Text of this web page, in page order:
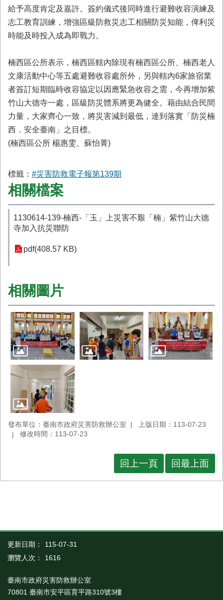
給予高度肯定及嘉許。簽約儀式後同時進行避難收容演練及
志工教育訓練，增強區級防救災志工相關防災知能，俾利災
時能及時投入成為即戰力。
楠西區公所表示，楠西區轄內除現有楠西區公所、楠西老人
文康活動中心等五處避難收容處所外，另與轄內6家旅宿業
者簽訂短期臨時收容協定以因應緊急收容之需，今再增加紫
竹山大德寺一處，區級防災體系將更為健全。藉由結合民間
力量，大家齊心一致，將災害減到最低，達到落實「防災楠
西．安全臺南」之目標。
(楠西區公所 楊惠雯、蘇怡菁)
標籤： #災害防救電子報第139期
相關檔案
1130614-139-楠西-「玉」上災害不艱「楠」紫竹山大德
寺加入抗災聯防
pdf(408.57 KB)
相關圖片
發布單位：臺南市政府災害防救辦公室
上版日期：113-07-23
修改時間：113-07-23
回上一頁 回最上面
更新日期：
115-07-31
瀏覽人次：
1616
臺南市政府災害防救辦公室
70801 臺南市安平區育平路310號3樓